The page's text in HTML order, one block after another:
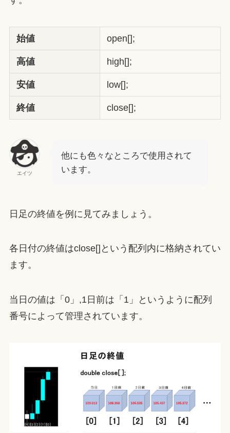
始値 open[];
高値 high[];
安値 low[];
終値 close[];
エイツ
他にも色々なところで使用されて
います。
日足の終値を例に見てみましょう。
各日付の終値はclose[]という配列内に格納されてい
ます。
当日の値は「0」,1日前は「1」というように配列
番号によって管理されています。